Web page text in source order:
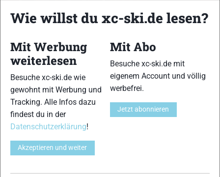
45
Wie willst du xc-ski.de lesen?
Mit Werbung
weiterlesen
Besuche xc-ski.de wie
gewohnt mit Werbung und
Tracking. Alle Infos dazu
findest du in der
Datenschutzerklärung!
Akzeptieren und weiter
Mit Abo
Besuche xc-ski.de mit
eigenem Account und völlig
werbefrei.
Jetzt abonnieren